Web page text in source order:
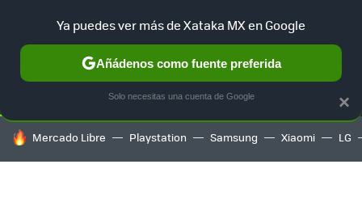
SELECCIÓN GAMING HOME AUTO TERRITORIO
HOY SE HABLA DE
Mercado Libre Playstation Samsung Xiaomi LG
×
Ya puedes ver más de Xataka MX en Google
Añádenos como fuente preferida
Solo necesitas una cuenta de Google